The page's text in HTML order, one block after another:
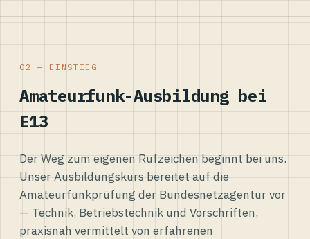
02 — EINSTIEG
Amateurfunk-Ausbildung bei
E13
Der Weg zum eigenen Rufzeichen beginnt bei uns.
Unser Ausbildungskurs bereitet auf die
Amateurfunkprüfung der Bundesnetzagentur vor
— Technik, Betriebstechnik und Vorschriften,
praxisnah vermittelt von erfahrenen